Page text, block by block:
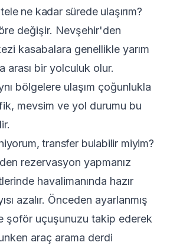
ne kadar sürede ulaşırım?
değişir. Nevşehir'den
kasabalara genellikle yarım
arası bir yolculuk olur.
bölgelere ulaşım çoğunlukla
mevsim ve yol durumu bu
transfer bulabilir miyim?
rezervasyon yapmanız
havalimanında hazır
azalır. Önceden ayarlanmış
şoför uçuşunuzu takip ederek
araç arama derdi